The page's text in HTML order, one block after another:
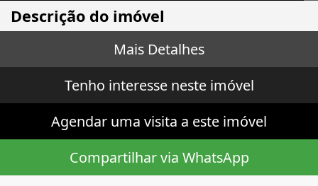
Descrição do imóvel
Mais Detalhes
Tenho interesse neste imóvel
Agendar uma visita a este imóvel
Compartilhar via WhatsApp